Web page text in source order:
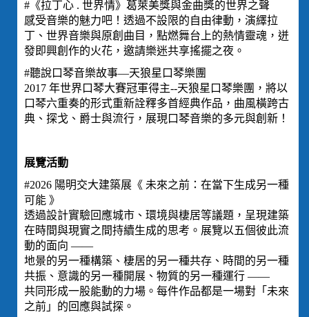
#《拉丁心 . 世界情》葛萊美獎與金曲獎的世界之聲
感受音樂的魅力吧！透過不設限的自由律動，演繹拉
丁、世界音樂與原創曲目，點燃舞台上的熱情靈魂，迸
發即興創作的火花，邀請樂迷共享搖擺之夜。
#聽說口琴音樂故事—天狼星口琴樂團
2017 年世界口琴大賽冠軍得主--天狼星口琴樂團，將以
口琴六重奏的形式重新詮釋多首經典作品，曲風橫跨古
典、探戈、爵士與流行，展現口琴音樂的多元與創新！
展覽活動
#2026 陽明交大建築展《 未來之前：在當下生成另一種
可能 》
透過設計實驗回應城市、環境與棲居等議題，呈現建築
在時間與現實之間持續生成的思考。展覽以五個彼此流
動的面向 ——
地景的另一種構築、棲居的另一種共存、時間的另一種
共振、意識的另一種開展、物質的另一種運行 ——
共同形成一股能動的力場。每件作品都是一場對「未來
之前」的回應與試探。